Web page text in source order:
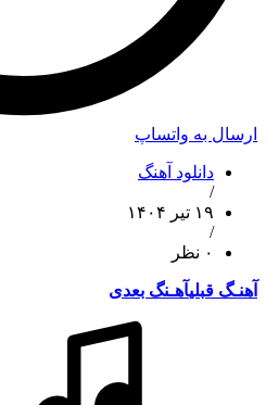
ارسال به واتساپ
دانلود آهنگ
/
۱۹ تیر ۱۴۰۴
/
۰ نظر
آهنـگ قبلیآهـنگ بعدی